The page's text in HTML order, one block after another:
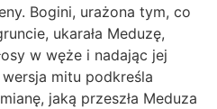
Bogini, urażona tym, co
ukarała Meduzę,
w węże i nadając jej
mitu podkreśla
jaką przeszła Meduza